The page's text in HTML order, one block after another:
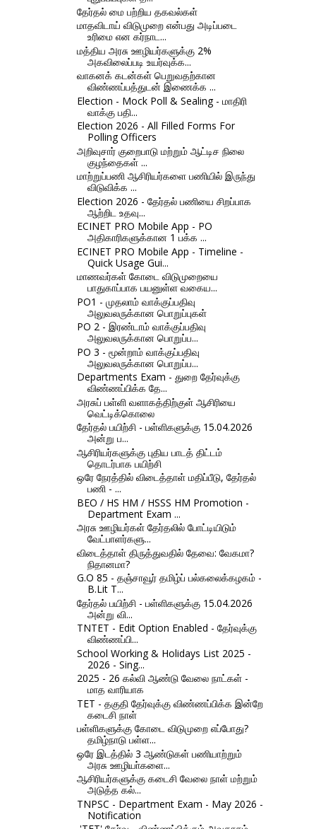
தேர்தல் மை பற்றிய தகவல்கள்
மாதவிடாய் விடுமுறை என்பது அடிப்படை
உரிமை என கர்நாட...
மத்திய அரசு ஊழியர்களுக்கு 2%
அகவிலைப்படி உயர்வுக்க...
வாகனக் கடன்கள் பெறுவதற்கான
விண்ணப்பத்துடன் இணைக்க ...
Election - Mock Poll & Sealing - மாதிரி
வாக்கு பதி...
Election 2026 - All Filled Forms For
Polling Officers
அறிவுசார் குறைபாடு மற்றும் ஆட்டிச நிலை
குழந்தைகள் ...
மாற்றுப்பணி ஆசிரியர்களை பணியில் இருந்து
விடுவிக்க ...
Election 2026 - தேர்தல் பணியை சிறப்பாக
ஆற்றிட உதவு...
ECINET PRO Mobile App - PO
அதிகாரிகளுக்கான 1 பக்க ...
ECINET PRO Mobile App - Timeline -
Quick Usage Gui...
மாணவர்கள் கோடை விடுமுறையை
பாதுகாப்பாக பயனுள்ள வகைய...
PO1 - முதலாம் வாக்குப்பதிவு
அலுவலருக்கான பொறுப்புகள்
PO 2 - இரண்டாம் வாக்குப்பதிவு
அலுவலருக்கான பொறுப்ப...
PO 3 - மூன்றாம் வாக்குப்பதிவு
அலுவலருக்கான பொறுப்ப...
Departments Exam - துறை தேர்வுக்கு
விண்ணப்பிக்க தே...
அரசுப் பள்ளி வளாகத்திற்குள் ஆசிரியை
வெட்டிக்கொலை
தேர்தல் பயிற்சி - பள்ளிகளுக்கு 15.04.2026
அன்று ப...
ஆசிரியர்களுக்கு புதிய பாடத் திட்டம்
தொடர்பாக பயிற்சி
ஒரே நேரத்தில் விடைத்தாள் மதிப்பீடு, தேர்தல்
பணி - ...
BEO / HS HM / HSSS HM Promotion -
Department Exam ...
அரசு ஊழியர்கள் தேர்தலில் போட்டியிடும்
வேட்பாளர்களு...
விடைத்தாள் திருத்துவதில் தேவை: வேகமா?
நிதானமா?
G.O 85 - தஞ்சாவூர் தமிழ்ப் பல்கலைக்கழகம் -
B.Lit T...
தேர்தல் பயிற்சி - பள்ளிகளுக்கு 15.04.2026
அன்று வி...
TNTET - Edit Option Enabled - தேர்வுக்கு
விண்ணப்பி...
School Working & Holidays List 2025 -
2026 - Sing...
2025 - 26 கல்வி ஆண்டு வேலை நாட்கள் -
மாத வாரியாக
TET - தகுதி தேர்வுக்கு விண்ணப்பிக்க இன்றே
கடைசி நாள்
பள்ளிகளுக்கு கோடை விடுமுறை எப்போது?
தமிழ்நாடு பள்ள...
ஒரே இடத்தில் 3 ஆண்டுகள் பணியாற்றும்
அரசு ஊழியா்களை...
ஆசிரியர்களுக்கு கடைசி வேலை நாள் மற்றும்
அடுத்த கல்...
TNPSC - Department Exam - May 2026 -
Notification